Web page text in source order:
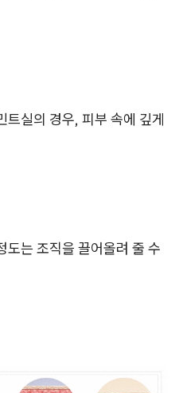
트실의 경우, 피부 속에 깊게
도는 조직을 끌어올려 줄 수